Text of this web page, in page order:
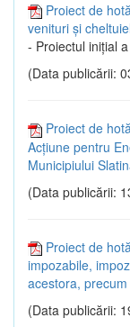
Proiect de
venituri și
- Proiectul inițial
(Data publicării:
Proiect de
Acțiune pentru
Municipiului
(Data publicării:
Proiect de
impozabile,
acestora,
(Data publicării: